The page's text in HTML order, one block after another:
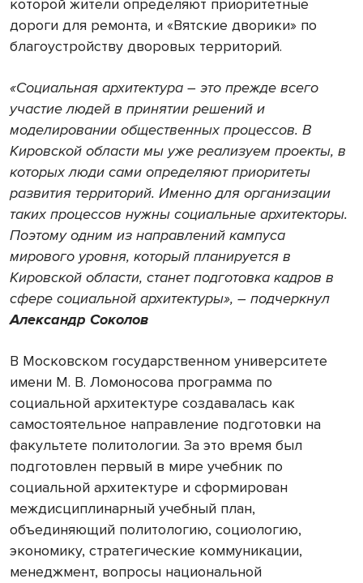
которой жители определяют приоритетные
дороги для ремонта, и «Вятские дворики» по
благоустройству дворовых территорий.
«Социальная архитектура – это прежде всего
участие людей в принятии решений и
моделировании общественных процессов. В
Кировской области мы уже реализуем проекты, в
которых люди сами определяют приоритеты
развития территорий. Именно для организации
таких процессов нужны социальные архитекторы.
Поэтому одним из направлений кампуса
мирового уровня, который планируется в
Кировской области, станет подготовка кадров в
сфере социальной архитектуры», – подчеркнул
Александр Соколов
В Московском государственном университете
имени М. В. Ломоносова программа по
социальной архитектуре создавалась как
самостоятельное направление подготовки на
факультете политологии. За это время был
подготовлен первый в мире учебник по
социальной архитектуре и сформирован
междисциплинарный учебный план,
объединяющий политологию, социологию,
экономику, стратегические коммуникации,
менеджмент, вопросы национальной